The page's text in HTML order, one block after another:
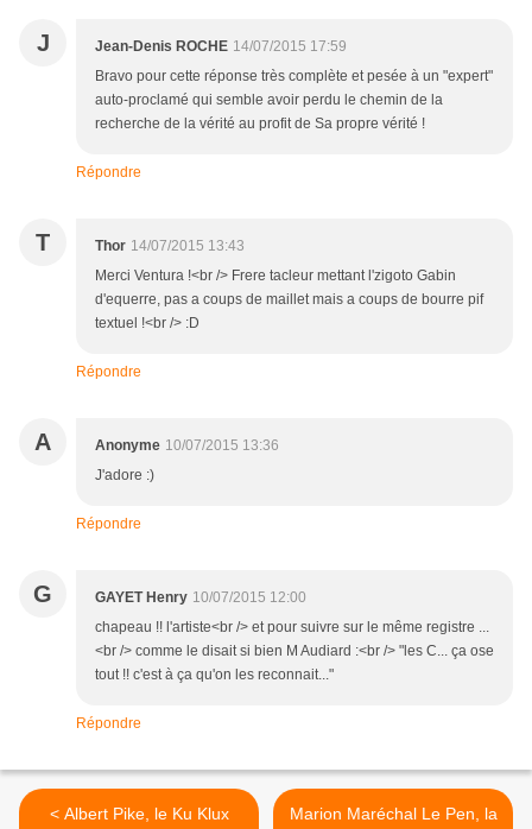
J Jean-Denis ROCHE 14/07/2015 17:59
Bravo pour cette réponse très complète et pesée à un "expert"
auto-proclamé qui semble avoir perdu le chemin de la
recherche de la vérité au profit de Sa propre vérité !
Répondre
T Thor 14/07/2015 13:43
Merci Ventura !<br /> Frere tacleur mettant l'zigoto Gabin
d'equerre, pas a coups de maillet mais a coups de bourre pif
textuel !<br /> :D
Répondre
A Anonyme 10/07/2015 13:36
J'adore :)
Répondre
G GAYET Henry 10/07/2015 12:00
chapeau !! l'artiste<br /> et pour suivre sur le même registre ...
<br /> comme le disait si bien M Audiard :<br /> "les C... ça ose
tout !! c'est à ça qu'on les reconnait..."
Répondre
< Albert Pike, le Ku Klux
Marion Maréchal Le Pen, la